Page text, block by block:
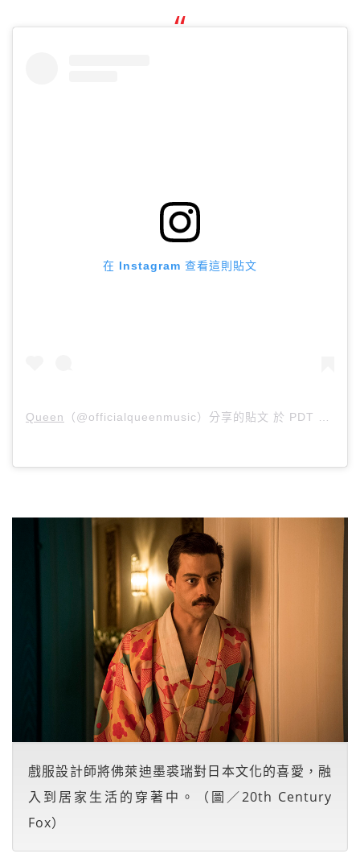
在 Instagram 查看這則貼文
Queen （@officialqueenmusic）分享的貼文 於 PDT 2018 年 8月 月 12 日 上午 5:40
戲服設計師將佛萊迪墨裘瑞對日本文化的喜愛，融
入到居家生活的穿著中。（圖／20th Century
Fox）